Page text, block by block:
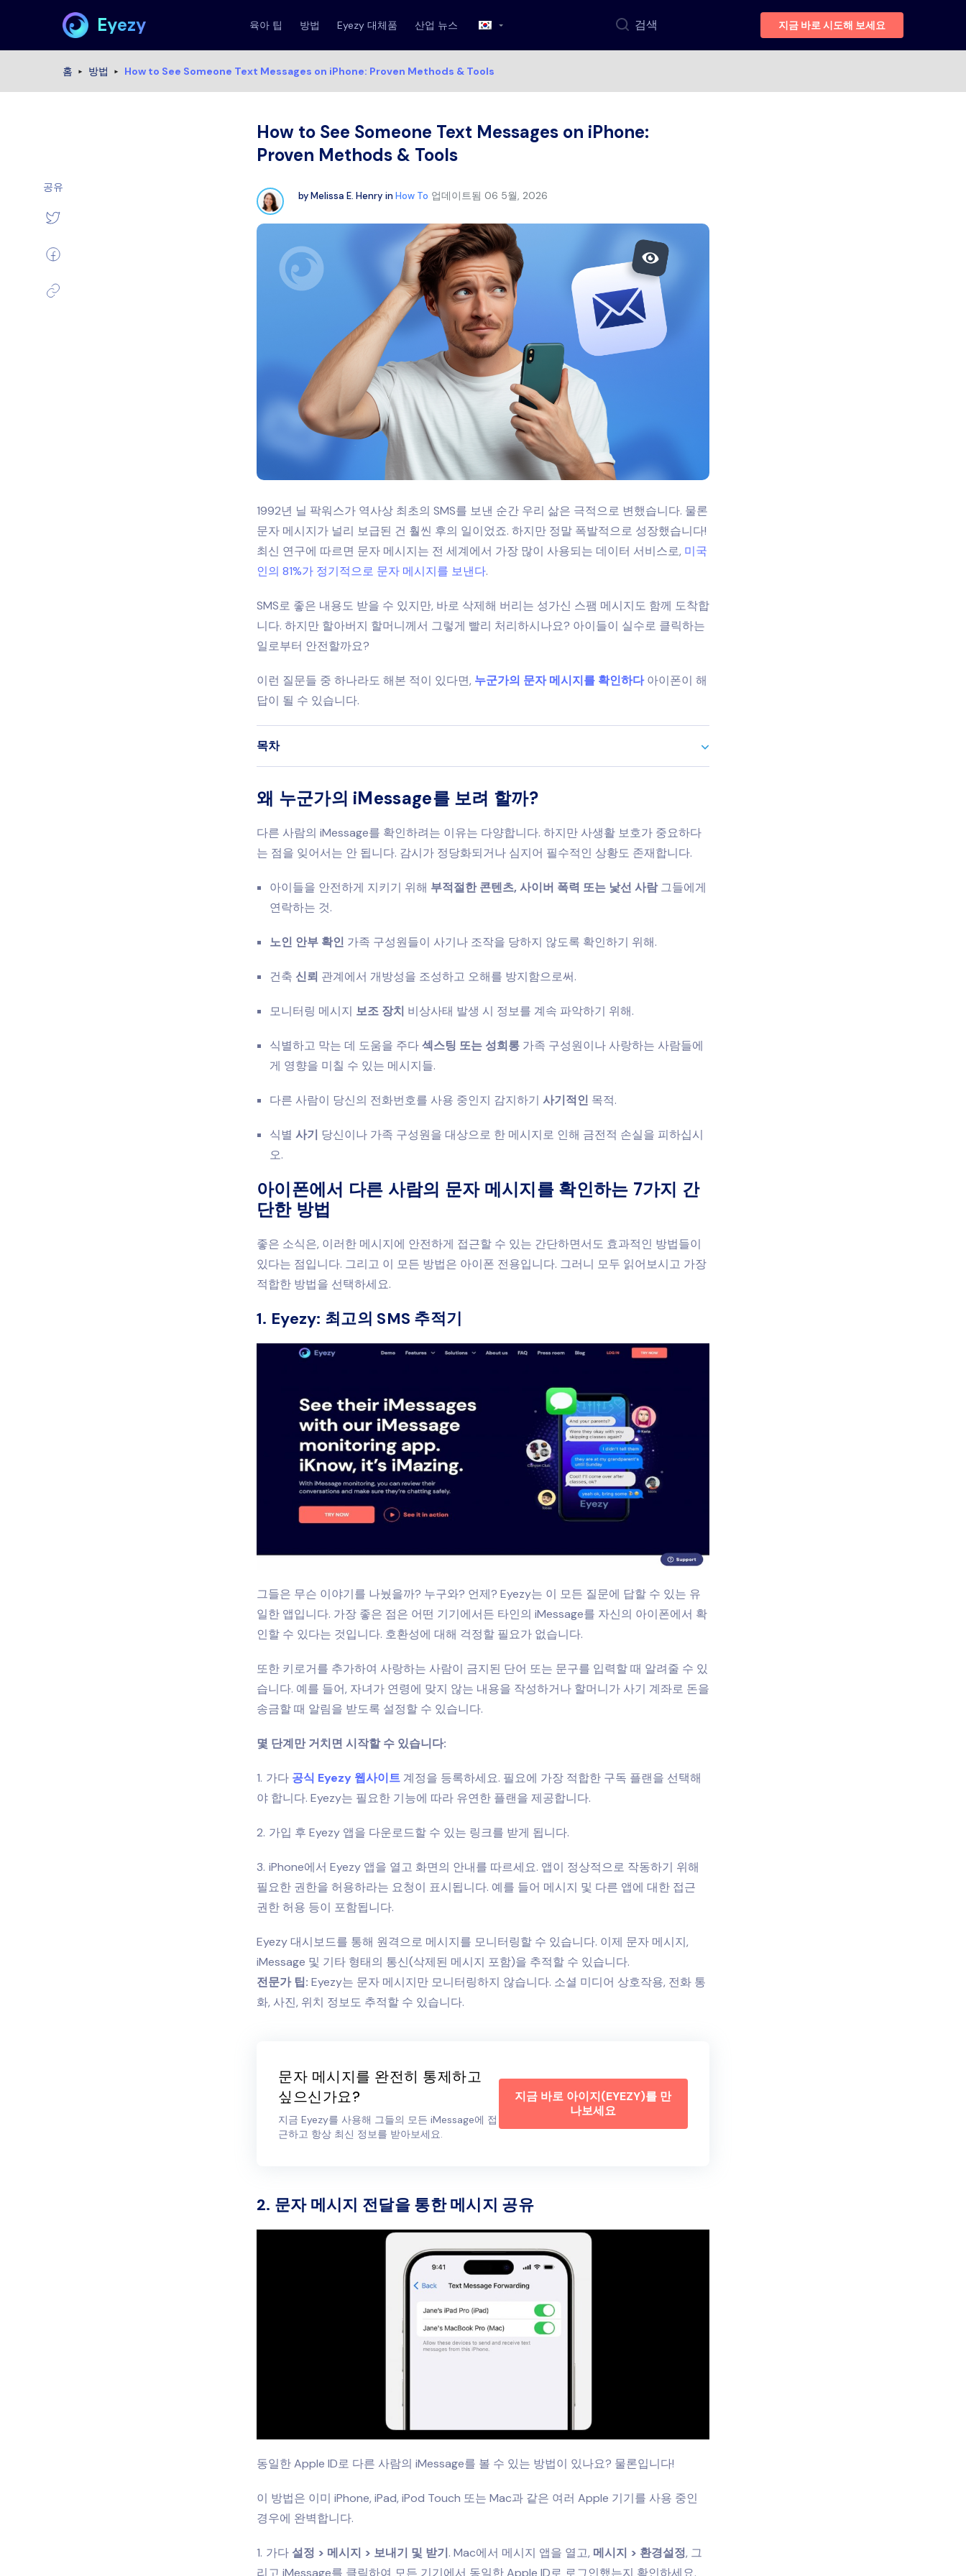
Eyezy 육아 팁 방법 Eyezy 대체품 산업 뉴스 검색 지금 바로 시도해 보세요
홈 방법 How to See Someone Text Messages on iPhone: Proven Methods & Tools
How to See Someone Text Messages on iPhone:
Proven Methods & Tools
byMelissa E. Henry in How To 업데이트됨 06 5월, 2026
1992년 닐 팍워스가 역사상 최초의 SMS를 보낸 순간 우리 삶은 극적으로 변했습니다. 물론
문자 메시지가 널리 보급된 건 훨씬 후의 일이었죠. 하지만 정말 폭발적으로 성장했습니다!
최신 연구에 따르면 문자 메시지는 전 세계에서 가장 많이 사용되는 데이터 서비스로, 미국
인의 81%가 정기적으로 문자 메시지를 보낸다.
SMS로 좋은 내용도 받을 수 있지만, 바로 삭제해 버리는 성가신 스팸 메시지도 함께 도착합
니다. 하지만 할아버지 할머니께서 그렇게 빨리 처리하시나요? 아이들이 실수로 클릭하는
일로부터 안전할까요?
이런 질문들 중 하나라도 해본 적이 있다면, 누군가의 문자 메시지를 확인하다아이폰이 해
답이 될 수 있습니다.
목차
왜 누군가의 iMessage를 보려 할까?
다른 사람의 iMessage를 확인하려는 이유는 다양합니다. 하지만 사생활 보호가 중요하다
는 점을 잊어서는 안 됩니다. 감시가 정당화되거나 심지어 필수적인 상황도 존재합니다.
아이들을 안전하게 지키기 위해 부적절한 콘텐츠, 사이버 폭력 또는 낯선 사람그들에게
연락하는 것.
노인 안부 확인 가족 구성원들이 사기나 조작을 당하지 않도록 확인하기 위해.
건축 신뢰 관계에서 개방성을 조성하고 오해를 방지함으로써.
모니터링 메시지 보조 장치 비상사태 발생 시 정보를 계속 파악하기 위해.
식별하고 막는 데 도움을 주다섹스팅 또는 성희롱 가족 구성원이나 사랑하는 사람들에
게 영향을 미칠 수 있는 메시지들.
다른 사람이 당신의 전화번호를 사용 중인지 감지하기 사기적인 목적.
식별 사기 당신이나 가족 구성원을 대상으로 한 메시지로 인해 금전적 손실을 피하십시
오.
아이폰에서 다른 사람의 문자 메시지를 확인하는 7가지 간
단한 방법
좋은 소식은, 이러한 메시지에 안전하게 접근할 수 있는 간단하면서도 효과적인 방법들이
있다는 점입니다. 그리고 이 모든 방법은 아이폰 전용입니다. 그러니 모두 읽어보시고 가장
적합한 방법을 선택하세요.
1. Eyezy: 최고의 SMS 추적기
그들은 무슨 이야기를 나눴을까? 누구와? 언제? Eyezy는 이 모든 질문에 답할 수 있는 유
일한 앱입니다. 가장 좋은 점은 어떤 기기에서든 타인의 iMessage를 자신의 아이폰에서 확
인할 수 있다는 것입니다. 호환성에 대해 걱정할 필요가 없습니다.
또한 키로거를 추가하여 사랑하는 사람이 금지된 단어 또는 문구를 입력할 때 알려줄 수 있
습니다. 예를 들어, 자녀가 연령에 맞지 않는 내용을 작성하거나 할머니가 사기 계좌로 돈을
송금할 때 알림을 받도록 설정할 수 있습니다.
몇 단계만 거치면 시작할 수 있습니다:
가다 공식 Eyezy 웹사이트 계정을 등록하세요. 필요에 가장 적합한 구독 플랜을 선택해
야 합니다. Eyezy는 필요한 기능에 따라 유연한 플랜을 제공합니다.
가입 후 Eyezy 앱을 다운로드할 수 있는 링크를 받게 됩니다.
iPhone에서 Eyezy 앱을 열고 화면의 안내를 따르세요. 앱이 정상적으로 작동하기 위해
필요한 권한을 허용하라는 요청이 표시됩니다. 예를 들어 메시지 및 다른 앱에 대한 접근
권한 허용 등이 포함됩니다.
Eyezy 대시보드를 통해 원격으로 메시지를 모니터링할 수 있습니다. 이제 문자 메시지,
iMessage 및 기타 형태의 통신(삭제된 메시지 포함)을 추적할 수 있습니다.
전문가 팁: Eyezy는 문자 메시지만 모니터링하지 않습니다. 소셜 미디어 상호작용, 전화 통
화, 사진, 위치 정보도 추적할 수 있습니다.
문자 메시지를 완전히 통제하고
싶으신가요?
지금 Eyezy를 사용해 그들의 모든 iMessage에 접
근하고 항상 최신 정보를 받아보세요.
지금 바로 아이지(EYEZY)를 만
나보세요
2. 문자 메시지 전달을 통한 메시지 공유
동일한 Apple ID로 다른 사람의 iMessage를 볼 수 있는 방법이 있나요? 물론입니다!
이 방법은 이미 iPhone, iPad, iPod Touch 또는 Mac과 같은 여러 Apple 기기를 사용 중인
경우에 완벽합니다.
가다설정 > 메시지 > 보내기 및 받기. Mac에서 메시지 앱을 열고, 메시지 > 환경설정, 그
리고 iMessage를 클릭하여 모든 기기에서 동일한 Apple ID로 로그인했는지 확인하세요.
공유